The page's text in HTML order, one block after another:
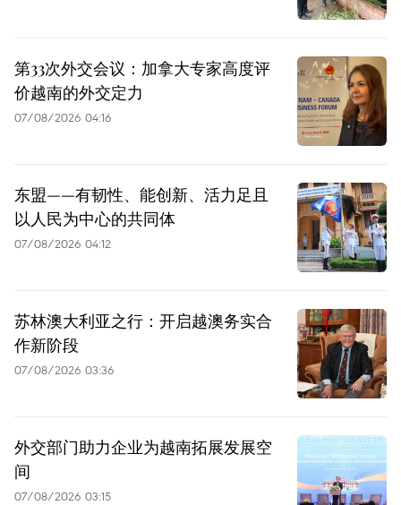
第33次外交会议：加拿大专家高度评
价越南的外交定力
07/08/2026 04:16
东盟——有韧性、能创新、活力足且
以人民为中心的共同体
07/08/2026 04:12
苏林澳大利亚之行：开启越澳务实合
作新阶段
07/08/2026 03:36
外交部门助力企业为越南拓展发展空
间
07/08/2026 03:15